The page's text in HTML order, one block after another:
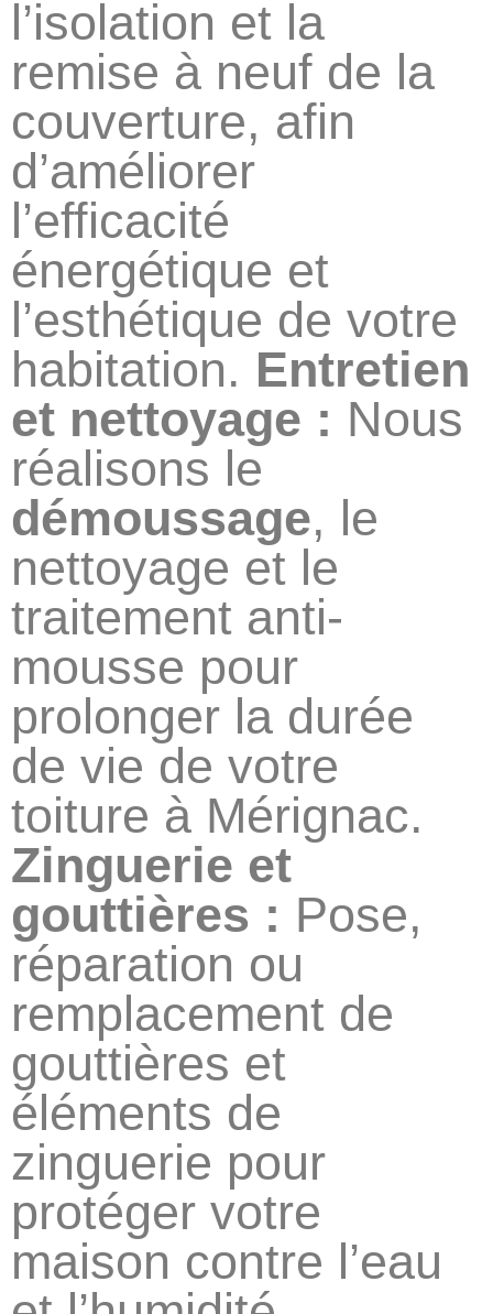
l’isolation et la
remise à neuf de la
couverture, afin
d’améliorer
l’efficacité
énergétique et
l’esthétique de votre
habitation. Entretien
et nettoyage : Nous
réalisons le
démoussage, le
nettoyage et le
traitement anti-
mousse pour
prolonger la durée
de vie de votre
toiture à Mérignac.
Zinguerie et
gouttières : Pose,
réparation ou
remplacement de
gouttières et
éléments de
zinguerie pour
protéger votre
maison contre l’eau